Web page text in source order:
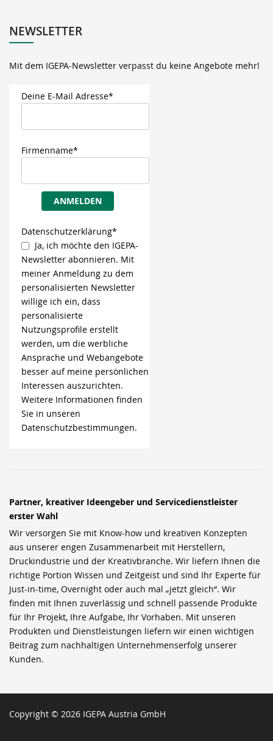
NEWSLETTER
Mit dem IGEPA-Newsletter verpasst du keine Angebote mehr!
Deine E-Mail Adresse*
Firmenname*
ANMELDEN
Datenschutzerklärung*
Ja, ich möchte den IGEPA-
Newsletter abonnieren. Mit
meiner Anmeldung zu dem
personalisierten Newsletter
willige ich ein, dass
personalisierte
Nutzungsprofile erstellt
werden, um die werbliche
Ansprache und Webangebote
besser auf meine persönlichen
Interessen auszurichten.
Weitere Informationen finden
Sie in unseren
Datenschutzbestimmungen.
Partner, kreativer Ideengeber und Servicedienstleister
erster Wahl
Wir versorgen Sie mit Know-how und kreativen Konzepten
aus unserer engen Zusammenarbeit mit Herstellern,
Druckindustrie und der Kreativbranche. Wir liefern Ihnen die
richtige Portion Wissen und Zeitgeist und sind Ihr Experte für
Just-in-time, Overnight oder auch mal „jetzt gleich“. Wir
finden mit Ihnen zuverlässig und schnell passende Produkte
für Ihr Projekt, Ihre Aufgabe, Ihr Vorhaben. Mit unseren
Produkten und Dienstleistungen liefern wir einen wichtigen
Beitrag zum nachhaltigen Unternehmenserfolg unserer
Kunden.
Copyright © 2026 IGEPA Austria GmbH